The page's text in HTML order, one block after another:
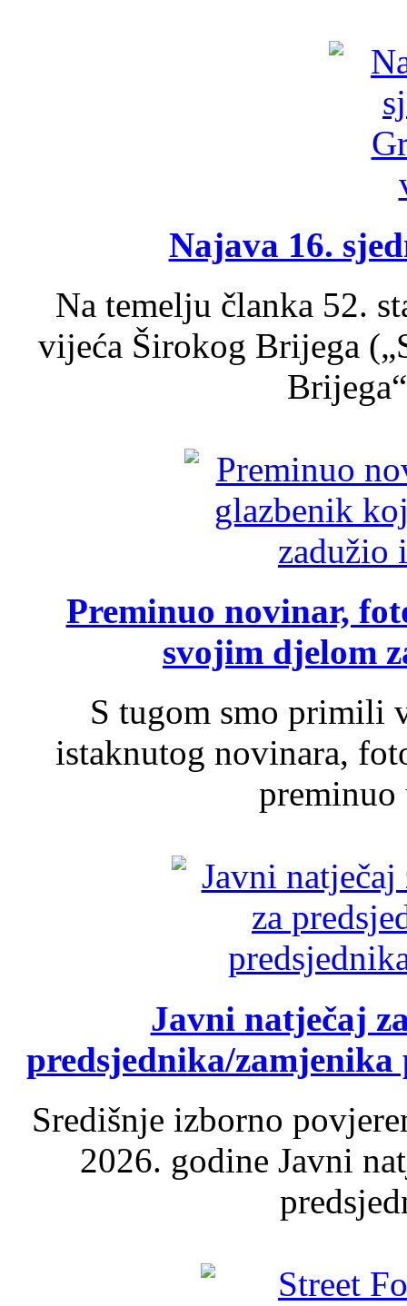
Najava 16.
Na temelju članka 52.
vijeća Širokog Brijega
Preminuo novinar,
svojim djelom
S tugom smo primili
istaknutog novinara,
Javni natječaj
predsjednika/
Središnje izborno
2026. godine Javni